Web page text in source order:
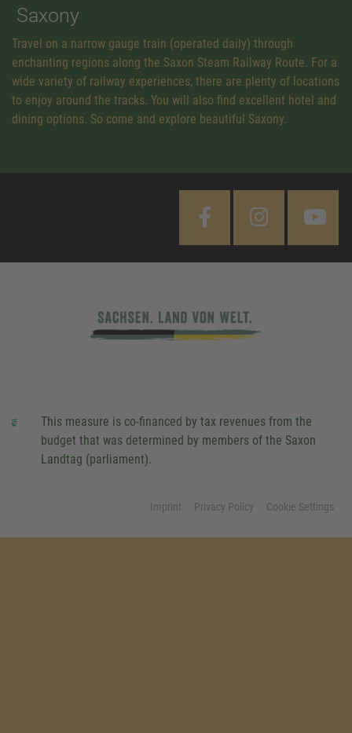
Saxony
Travel on a narrow gauge train (operated daily) through
enchanting regions along the Saxon Steam Railway Route. For a
wide variety of railway experiences, there are plenty of locations
to enjoy around the tracks. You will also find excellent hotel and
dining options. So come and explore beautiful Saxony.
This measure is co-financed by tax revenues from the
budget that was determined by members of the Saxon
Landtag (parliament).
Imprint Privacy Policy Cookie Settings